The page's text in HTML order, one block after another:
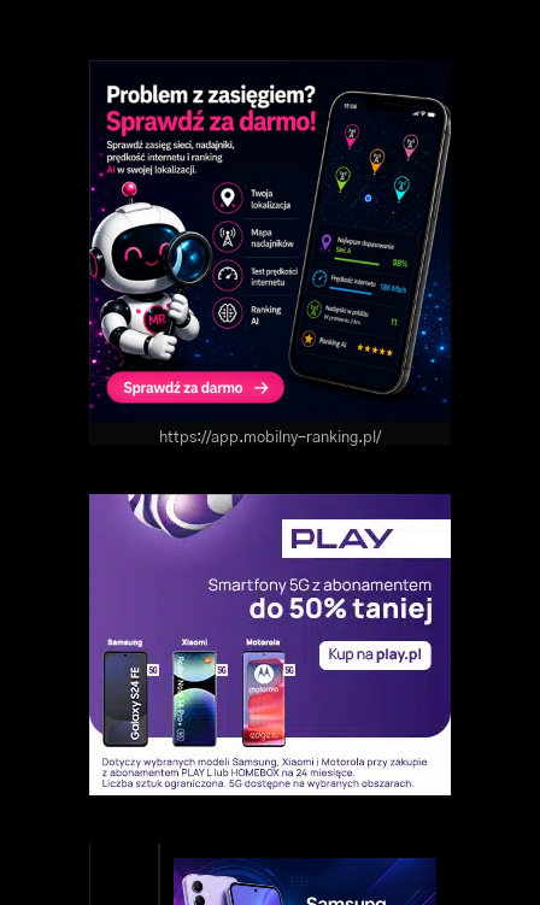
https://app.mobilny-ranking.pl/